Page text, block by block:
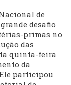
de
desafio
primas no
das
quinta-feira
da
participou